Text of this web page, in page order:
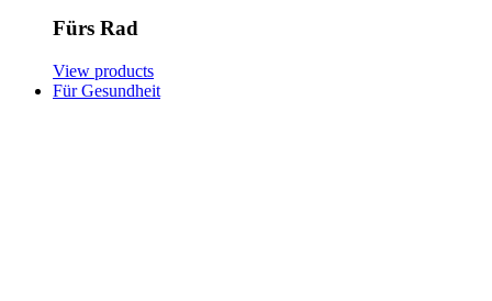
Fürs Rad
View products
Für Gesundheit